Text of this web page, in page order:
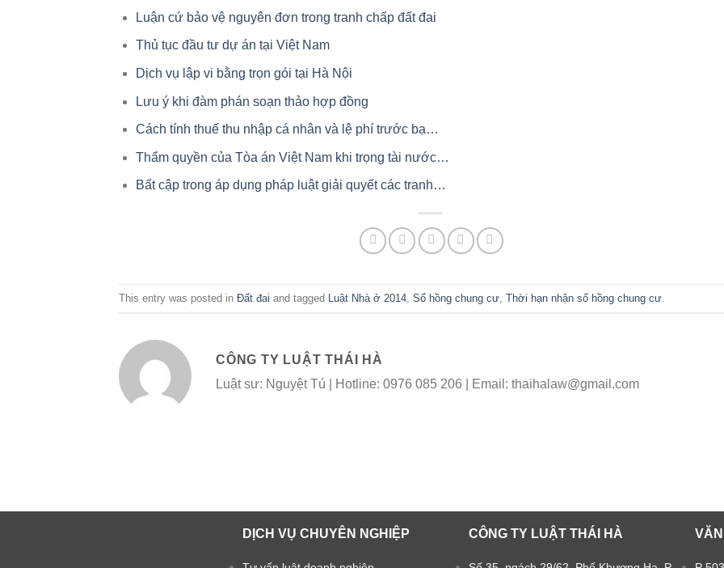
Luận cứ bảo vệ nguyên đơn trong tranh chấp đất đai
Thủ tục đầu tư dự án tại Việt Nam
Dịch vụ lập vi bằng trọn gói tại Hà Nội
Lưu ý khi đàm phán soạn thảo hợp đồng
Cách tính thuế thu nhập cá nhân và lệ phí trước bạ…
Thẩm quyền của Tòa án Việt Nam khi trọng tài nước…
Bất cập trong áp dụng pháp luật giải quyết các tranh…
This entry was posted in Đất đai and tagged Luật Nhà ở 2014 Sổ hồng chung cư Thời hạn nhận sổ hồng chung cư
CÔNG TY LUẬT THÁI HÀ
Luật sư: Nguyệt Tú | Hotline: 0976 085 206 | Email: thaihalaw@gmail.com
DỊCH VỤ CHUYÊN NGHIỆP CÔNG TY LUẬT THÁI HÀ